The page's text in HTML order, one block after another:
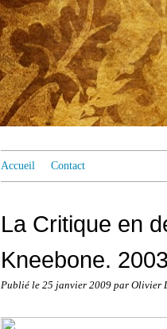
Accueil Contact
La Critique en
Kneebone. 2003
Publié le 25 janvier 2009 par Olivier